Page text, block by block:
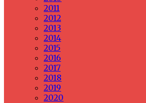
2011
2012
2013
2014
2015
2016
2017
2018
2019
2020